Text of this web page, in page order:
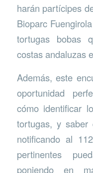
harán partícipes
Bioparc
tortugas bobas
costas andaluzas
Además, este
oportunidad
cómo identificar
tortugas, y saber
notificando al
pertinentes
poniendo en